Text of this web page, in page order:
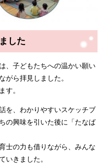
した
、子どもたちへの温かい願い
がら拝見しました。
す。
を、わかりやすいスケッチブ
の興味を引いた後に「たなば
士の力も借りながら、みんな
いきました。